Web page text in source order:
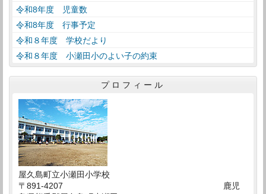
令和8年度 児童数
令和8年度 行事予定
令和８年度 学校だより
令和８年度 小瀬田小のよい子の約束
プロフィール
屋久島町立小瀬田小学校
〒891-4207 鹿児